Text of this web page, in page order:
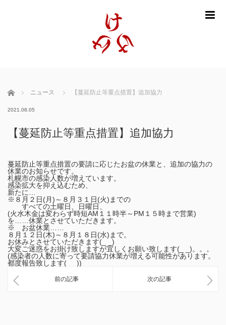
ホーム ニュース 【蔓延防止等重点措置】追加協力
2021.08.05
【蔓延防止等重点措置】追加協力
蔓延防止等重点措置の要請に応じたお盆の休業と、追加の協力の
休業のお知らせです。
札幌市の感染人数が増えています。
感染拡大を抑え込むため、
新たに…
※８月２日(月)～８月３１日(火)までの
すべての土曜日、日曜日、
(火水木金は変わらず時短AM１１時半～PM１５時まで営業)
を……休業とさせていただきます。
※ お盆休業……
８月１２日(木)～８月１８日(水)まで。
お休みとさせていただきます(_ _)
大変ご迷惑をお掛け致しますが宜しくお願い致します(_ _)。。。
(感染者の人数に寄って要請協力休業が増える可能性があります。
都度報告致します(_ _))
前の記事 次の記事